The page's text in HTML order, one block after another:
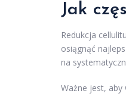
Jak
Redukcja
osiągnąć
na
Ważne jest, aby